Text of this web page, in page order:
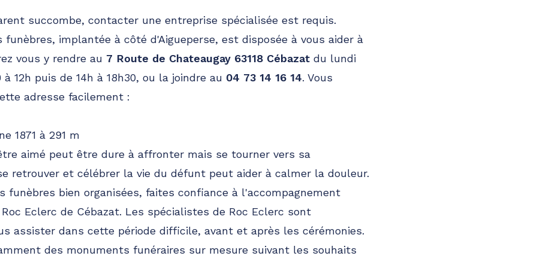
succombe, contacter une entreprise spécialisée est requis.
funèbres, implantée à côté d'Aigueperse, est disposée à vous aider à
vous y rendre au 7 Route de Chateaugay 63118 Cébazat du lundi
12h puis de 14h à 18h30, ou la joindre au 04 73 14 16 14. Vous
adresse facilement :
1871 à 291 m
aimé peut être dure à affronter mais se tourner vers sa
retrouver et célébrer la vie du défunt peut aider à calmer la douleur.
funèbres bien organisées, faites confiance à l'accompagnement
Eclerc de Cébazat. Les spécialistes de Roc Eclerc sont
assister dans cette période difficile, avant et après les cérémonies.
des monuments funéraires sur mesure suivant les souhaits